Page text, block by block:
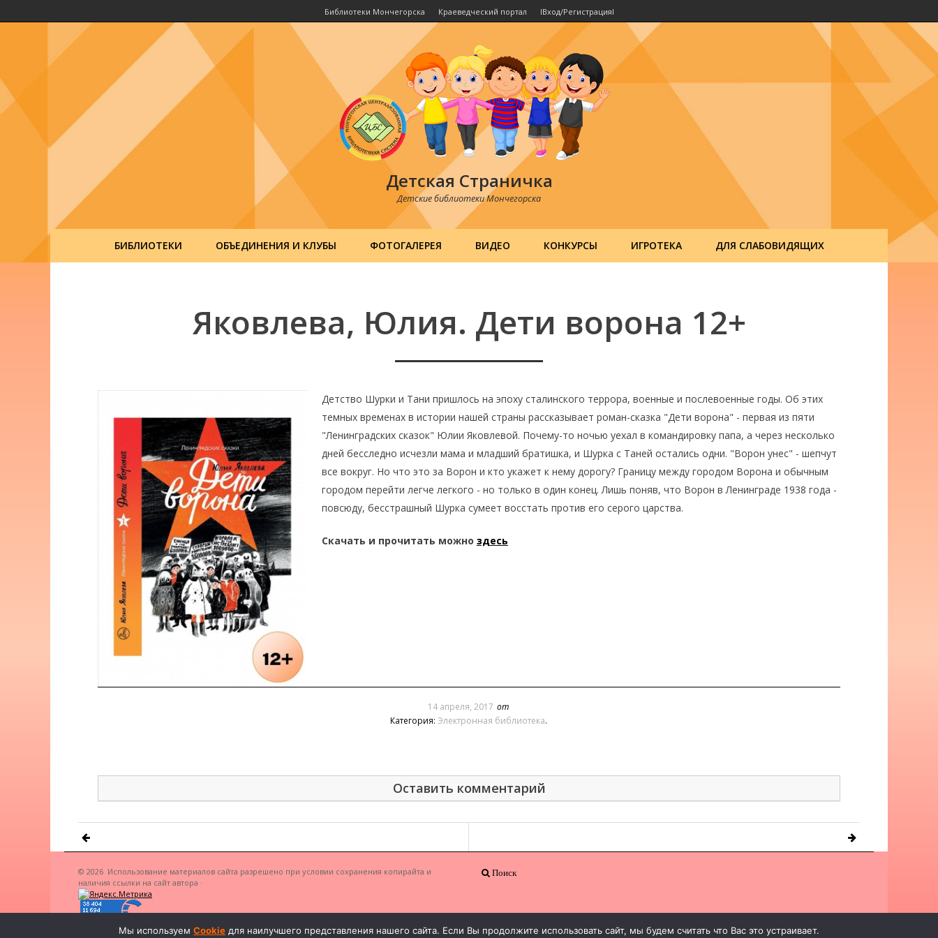
Библиотеки Мончегорска Краеведческий портал IВход/РегистрацияI
Детская Страничка
Детские библиотеки Мончегорска
БИБЛИОТЕКИ ОБЪЕДИНЕНИЯ И КЛУБЫ ФОТОГАЛЕРЕЯ ВИДЕО КОНКУРСЫ ИГРОТЕКА ДЛЯ СЛАБОВИДЯЩИХ
Яковлева, Юлия. Дети ворона 12+
Детство Шурки и Тани пришлось на эпоху сталинского террора, военные и послевоенные годы. Об этих
темных временах в истории нашей страны рассказывает роман-сказка "Дети ворона" - первая из пяти
"Ленинградских сказок" Юлии Яковлевой. Почему-то ночью уехал в командировку папа, а через несколько
дней бесследно исчезли мама и младший братишка, и Шурка с Таней остались одни. "Ворон унес" - шепчут
все вокруг. Но что это за Ворон и кто укажет к нему дорогу? Границу между городом Ворона и обычным
городом перейти легче легкого - но только в один конец. Лишь поняв, что Ворон в Ленинграде 1938 года -
повсюду, бесстрашный Шурка сумеет восстать против его серого царства.
Скачать и прочитать можно здесь
14 апреля, 2017 от
Категория: Электронная библиотека.
Оставить комментарий
© 2026 Использование материалов сайта разрешено при условии сохранения копирайта и
наличия ссылки на сайт автора ·
Поиск
Мы используем Cookie для наилучшего представления нашего сайта. Если Вы продолжите использовать сайт, мы будем считать что Вас это устраивает.